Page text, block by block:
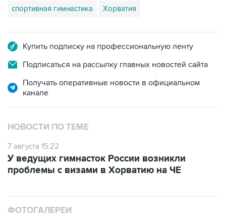
спортивная гимнастика Хорватия
Купить подписку на профессиональную ленту
Подписаться на рассылку главных новостей сайта
Получать оперативные новости в официальном
канале
НОВОСТИ ПО ТЕМЕ
7 августа 15:22
У ведущих гимнасток России возникли
проблемы с визами в Хорватию на ЧЕ
ФОТОГАЛЕРЕИ